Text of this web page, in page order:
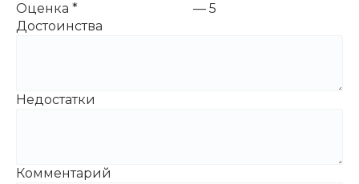
Оценка * — 5
Достоинства
Недостатки
Комментарий